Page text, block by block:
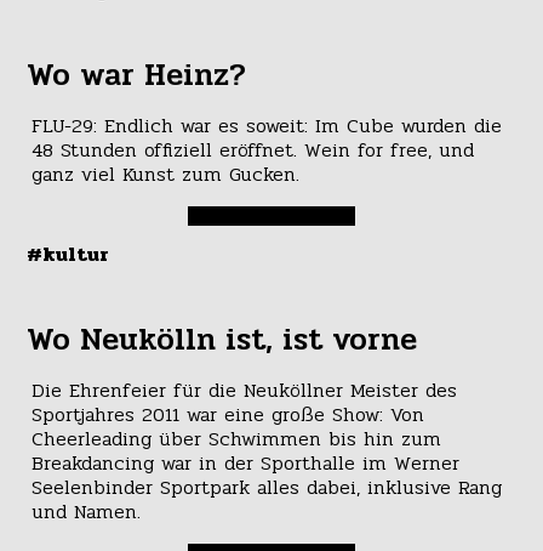
Wo war Heinz?
FLU-29: Endlich war es soweit: Im Cube wurden die
48 Stunden offiziell eröffnet. Wein for free, und
ganz viel Kunst zum Gucken.
#kultur
Wo Neukölln ist, ist vorne
Die Ehrenfeier für die Neuköllner Meister des
Sportjahres 2011 war eine große Show: Von
Cheerleading über Schwimmen bis hin zum
Breakdancing war in der Sporthalle im Werner
Seelenbinder Sportpark alles dabei, inklusive Rang
und Namen.